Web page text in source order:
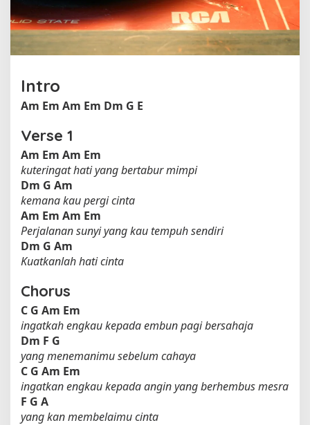
y
a
o
e
Intro
Am Em Am Em Dm G E
Verse 1
Am Em Am Em
kuteringat hati yang bertabur mimpi
Dm G Am
kemana kau pergi cinta
Am Em Am Em
Perjalanan sunyi yang kau tempuh sendiri
Dm G Am
Kuatkanlah hati cinta
Chorus
C G Am Em
ingatkah engkau kepada embun pagi bersahaja
Dm F G
yang menemanimu sebelum cahaya
C G Am Em
ingatkan engkau kepada angin yang berhembus mesra
F G A
yang kan membelaimu cinta